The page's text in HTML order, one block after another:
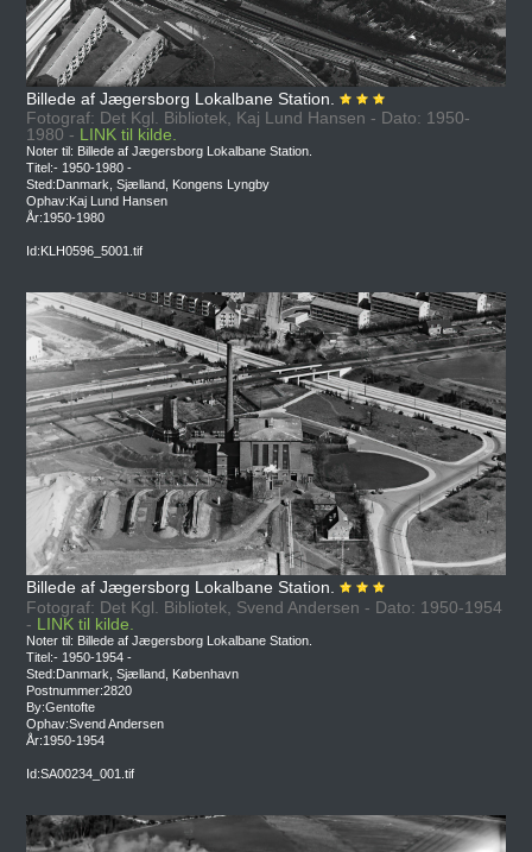
Billede af Jægersborg Lokalbane Station.
Fotograf: Det Kgl. Bibliotek, Kaj Lund Hansen - Dato: 1950-
1980 - LINK til kilde.
Noter til: Billede af Jægersborg Lokalbane Station.
Titel:- 1950-1980 -
Sted:Danmark, Sjælland, Kongens Lyngby
Ophav:Kaj Lund Hansen
År:1950-1980
Id:KLH0596_5001.tif
Billede af Jægersborg Lokalbane Station.
Fotograf: Det Kgl. Bibliotek, Svend Andersen - Dato: 1950-1954
- LINK til kilde.
Noter til: Billede af Jægersborg Lokalbane Station.
Titel:- 1950-1954 -
Sted:Danmark, Sjælland, København
Postnummer:2820
By:Gentofte
Ophav:Svend Andersen
År:1950-1954
Id:SA00234_001.tif